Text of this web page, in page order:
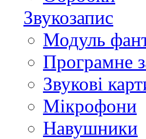
Звукозапис
Модуль
Програмне
Звукові
Мікрофони
Навушники